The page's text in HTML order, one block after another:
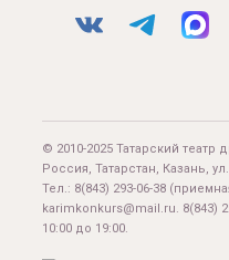
© 2010-2025 Татарский
Россия, Татарстан, Казань,
Тел.: 8(843) 293-06-38
karimkonkurs@mail.ru. 8(843)
10:00 до 19:00.